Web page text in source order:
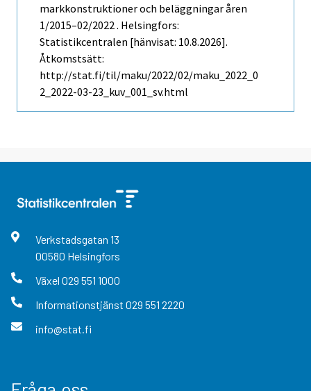
markkonstruktioner och beläggningar åren
1/2015–02/2022 . Helsingfors:
Statistikcentralen [hänvisat: 10.8.2026].
Åtkomstsätt:
http://stat.fi/til/maku/2022/02/maku_2022_0
2_2022-03-23_kuv_001_sv.html
Verkstadsgatan 13
00580 Helsingfors
Växel 029 551 1000
Informationstjänst 029 551 2220
info@stat.fi